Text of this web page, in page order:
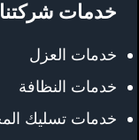
خدمات شركتنا
خدمات العزل
خدمات النظافة
خدمات تسليك